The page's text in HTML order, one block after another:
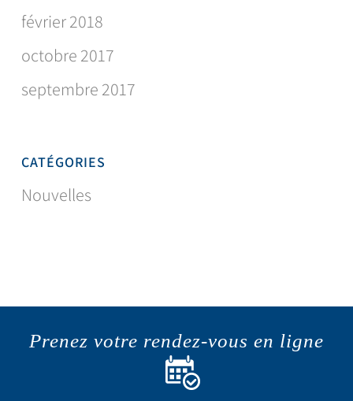
février 2018
octobre 2017
septembre 2017
CATÉGORIES
Nouvelles
Prenez votre rendez-vous en ligne